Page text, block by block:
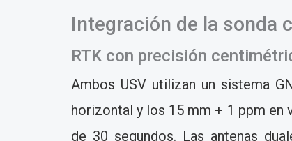
Integración de la sonda
RTK con precisión
Ambos USV utilizan un sistema
horizontal y los 15 mm + 1 ppm en
de 30 segundos. Las antenas